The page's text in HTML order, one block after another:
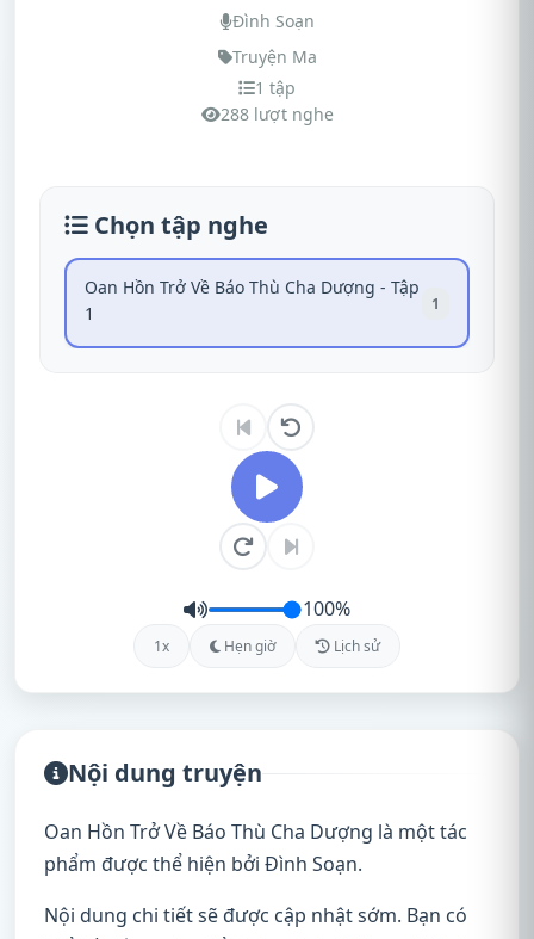
Đình Soạn
Truyện Ma
1 tập
288 lượt nghe
Chọn tập nghe
Oan Hồn Trở Về Báo Thù Cha Dượng - Tập
1
1
100%
1x Hẹn giờ Lịch sử
Nội dung truyện
Oan Hồn Trở Về Báo Thù Cha Dượng là một tác
phẩm được thể hiện bởi Đình Soạn.
Nội dung chi tiết sẽ được cập nhật sớm. Bạn có